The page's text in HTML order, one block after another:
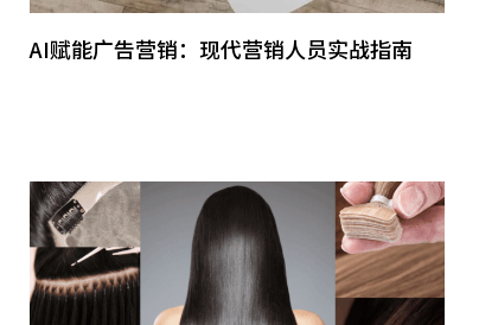
AI赋能广告营销：现代营销人员实战指南